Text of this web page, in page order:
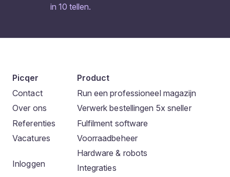
in 10 tellen.
Picqer
Contact
Over ons
Referenties
Vacatures
Inloggen
Product
Run een professioneel magazijn
Verwerk bestellingen 5x sneller
Fulfilment software
Voorraadbeheer
Hardware & robots
Integraties